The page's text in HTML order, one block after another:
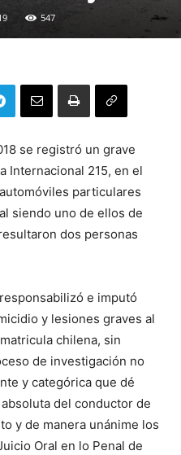
547
se registró un grave
Internacional 215, en el
particulares
siendo uno de ellos de
dos personas
e imputó
y lesiones graves al
chilena, sin
de investigación no
y categórica que dé
del conductor de
y de manera unánime los
Oral en lo Penal de